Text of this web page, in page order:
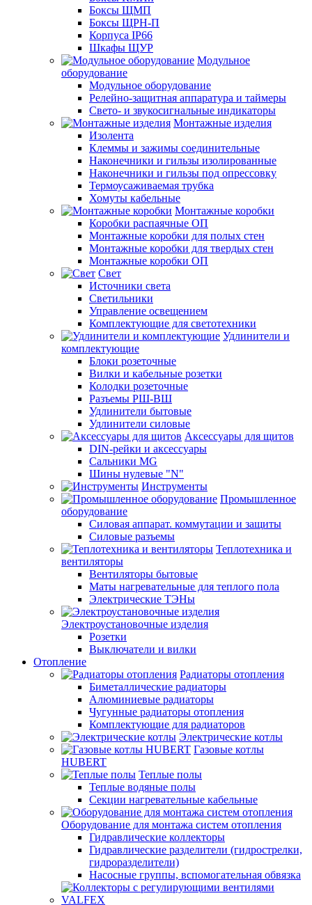
Боксы ЩМП
Боксы ЩРН-П
Корпуса IP66
Шкафы ЩУР
Модульное
оборудование
Модульное оборудование
Релейно-защитная аппаратура и таймеры
Свето- и звукосигнальные индикаторы
Монтажные изделия
Изолента
Клеммы и зажимы соединительные
Наконечники и гильзы изолированные
Наконечники и гильзы под опрессовку
Термоусаживаемая трубка
Хомуты кабельные
Монтажные коробки
Коробки распаячные ОП
Монтажные коробки для полых стен
Монтажные коробки для твердых стен
Монтажные коробки ОП
Свет
Источники света
Светильники
Управление освещением
Комплектующие для светотехники
Удлинители и
комплектующие
Блоки розеточные
Вилки и кабельные розетки
Колодки розеточные
Разъемы РШ-ВШ
Удлинители бытовые
Удлинители силовые
Аксессуары для щитов
DIN-рейки и аксессуары
Сальники MG
Шины нулевые "N"
Инструменты
Промышленное
оборудование
Силовая аппарат. коммутации и защиты
Силовые разъемы
Теплотехника и
вентиляторы
Вентиляторы бытовые
Маты нагревательные для теплого пола
Электрические ТЭНы
Электроустановочные изделия
Розетки
Выключатели и вилки
Отопление
Радиаторы отопления
Биметаллические радиаторы
Алюминиевые радиаторы
Чугунные радиаторы отопления
Комплектующие для радиаторов
Электрические котлы
Газовые котлы
HUBERT
Теплые полы
Теплые водяные полы
Секции нагревательные кабельные
Оборудование для монтажа систем отопления
Гидравлические коллекторы
Гидравлические разделители (гидрострелки,
гидроразделители)
Насосные группы, вспомогательная обвязка